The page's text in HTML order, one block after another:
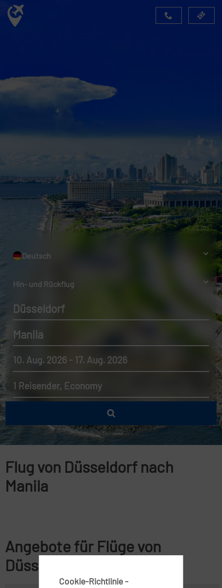
Deutsch
Hin- und Rückflug
Düsseldorf
Manila
10. Aug. 2026 - 17. Aug. 2026
1 Reisender, Economy
Flug von Düsseldorf nach
Manila
Angebote für Flüge von
Düsseldorf nach Manila
Cookie-Richtlinie -